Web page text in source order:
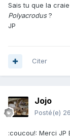
Sais tu que la
Polyacrodus?
JP
Citer
Jojo
Posté(e)
:coucou!: Merci JP